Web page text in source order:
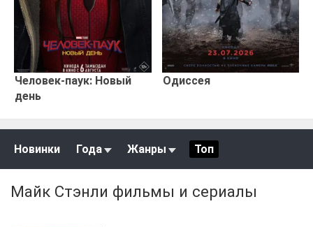
Человек-паук: Новый
день
Одиссея
Новинки Года Жанры Топ
Майк Стэнли фильмы и сериалы